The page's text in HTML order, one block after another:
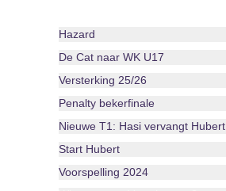
Hazard
De Cat naar WK U17
Versterking 25/26
Penalty bekerfinale
Nieuwe T1: Hasi vervangt Hubert
Start Hubert
Voorspelling 2024